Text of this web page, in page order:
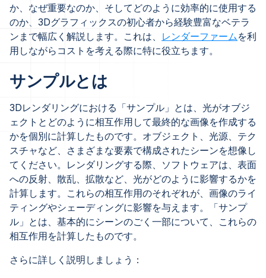
か、なぜ重要なのか、そしてどのように効率的に使用する
のか、3Dグラフィックスの初心者から経験豊富なベテラ
ンまで幅広く解説します。これは、 レンダーファームを利
用しながらコストを考える際に特に役立ちます。
サンプルとは
3Dレンダリングにおける「サンプル」とは、光がオブジ
ェクトとどのように相互作用して最終的な画像を作成する
かを個別に計算したものです。オブジェクト、光源、テク
スチャなど、さまざまな要素で構成されたシーンを想像し
てください。レンダリングする際、ソフトウェアは、表面
への反射、散乱、拡散など、光がどのように影響するかを
計算します。これらの相互作用のそれぞれが、画像のライ
ティングやシェーディングに影響を与えます。「サンプ
ル」とは、基本的にシーンのごく一部について、これらの
相互作用を計算したものです。
さらに詳しく説明しましょう：